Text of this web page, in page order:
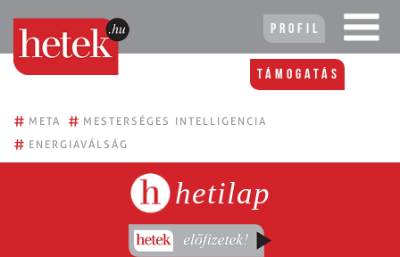
Profil
Támogatás
# META # MESTERSÉGES INTELLIGENCIA
# ENERGIAVÁLSÁG
hetilap